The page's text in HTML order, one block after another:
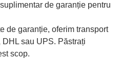
de garanție pentru
de garanție, oferim transport
sau UPS. Păstrați
scop.